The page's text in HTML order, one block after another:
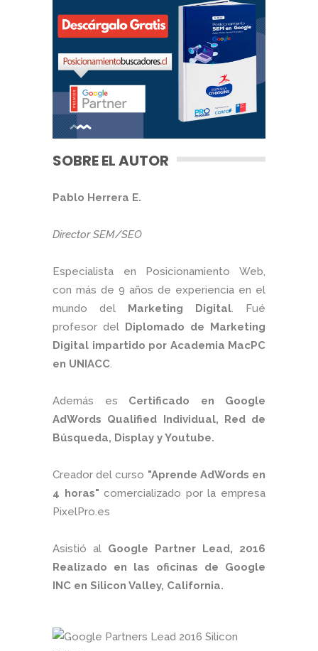
SOBRE EL AUTOR
Pablo Herrera E.
Director SEM/SEO
Especialista en Posicionamiento Web,
con más de 9 años de experiencia en el
mundo del Marketing Digital . Fué
profesor del Diplomado de Marketing
Digital impartido por Academia MacPC
en UNIACC
Además es Certificado en Google
AdWords Qualified Individual, Red de
Búsqueda, Display y Youtube.
Creador del curso "Aprende AdWords en
4 horas" comercializado por la empresa
PixelPro.es
Asistió al Google Partner Lead, 2016
Realizado en las oficinas de Google
INC en Silicon Valley, California.